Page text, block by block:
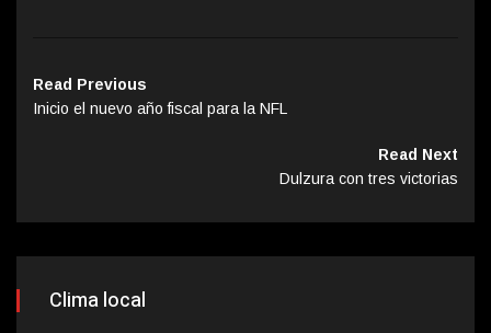
Read Previous
Inicio el nuevo año fiscal para la NFL
Read Next
Dulzura con tres victorias
Clima local